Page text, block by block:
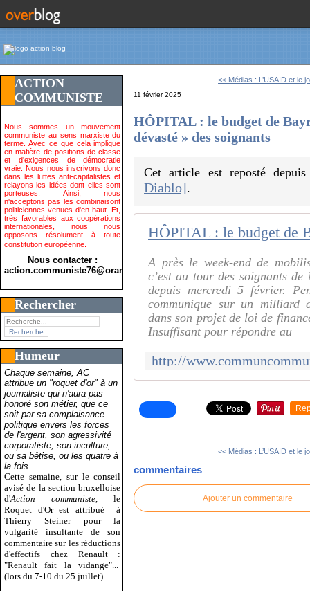
ACTION
COMMUNISTE
Nous sommes un mouvement
communiste au sens marxiste du
terme. Avec ce que cela implique
en matière de positions de classe
et d'exigences de démocratie
vraie. Nous nous inscrivons donc
dans les luttes anti-capitalistes et
relayons les idées dont elles sont
porteuses. Ainsi, nous
n'acceptons pas les combinaisont
politiciennes venues d'en-haut. Et,
très favorables aux coopérations
internationales, nous nous
opposons résolument à toute
constitution européenne.
Nous contacter :
action.communiste76@orange.fr>
Rechercher
Humeur
Chaque semaine, AC
attribue un "roquet d'or" à un
journaliste qui n'aura pas
honoré son métier, que ce
soit par sa complaisance
politique envers les forces
de l'argent, son agressivité
corporatiste, son inculture,
ou sa bêtise, ou les quatre à
la fois.
Cette semaine, sur le conseil
avisé de la section bruxelloise
d'Action communiste , le
Roquet d'Or est attribué
à
Thierry Steiner pour la
vulgarité insultante de son
commentaire sur les réductions
d'effectifs chez Renault :
"Renault fait la vidange"...
(lors du 7-10 du 25 juillet).
<< Médias : L’USAID et le
11 février 2025
HÔPITAL : le budget de
dévasté » des soignants
Cet article est reposté
Diablo].
A près le week-end de
c’est au tour des soignants
depuis mercredi 5 février.
communique sur un milliard
dans son projet de loi de
Insuffisant pour répondre au
<< Médias : L’USAID et le
commentaires
Ajouter un commentaire